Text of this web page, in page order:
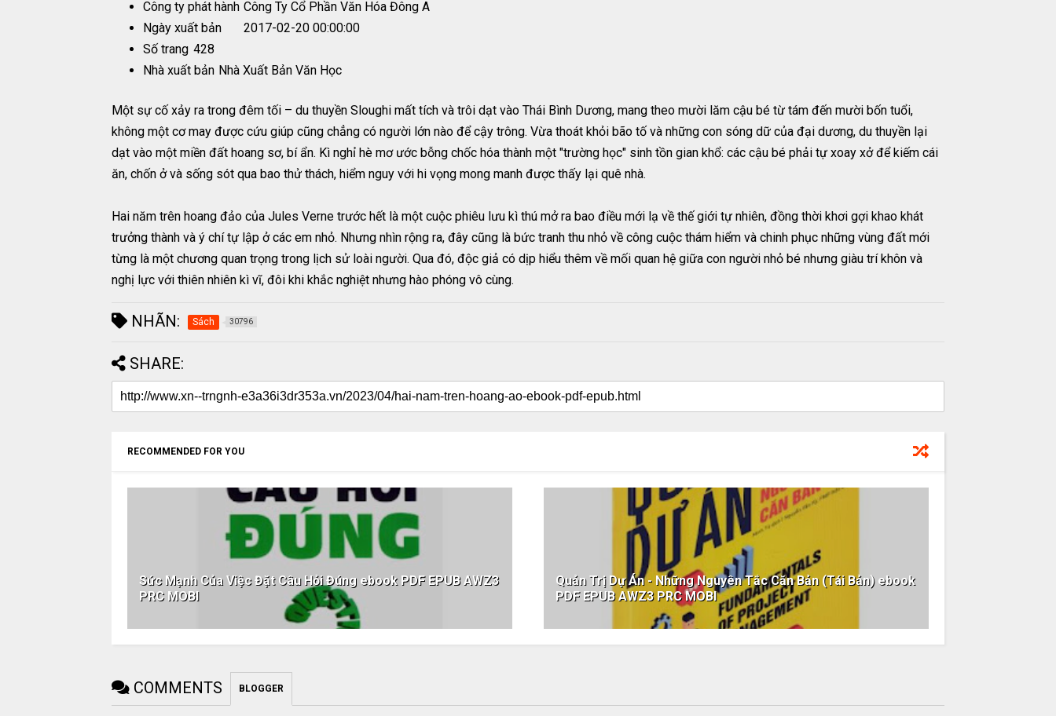
Công ty phát hành Công Ty Cổ Phần Văn Hóa Đông A
Ngày xuất bản
2017-02-20 00:00:00
Số trang 428
Nhà xuất bản Nhà Xuất Bản Văn Học
Một sự cố xảy ra trong đêm tối – du thuyền Sloughi mất tích và trôi dạt vào Thái Bình Dương, mang theo mười lăm cậu bé từ tám đến mười bốn tuổi,
không một cơ may được cứu giúp cũng chẳng có người lớn nào để cậy trông. Vừa thoát khỏi bão tố và những con sóng dữ của đại dương, du thuyền lại
dạt vào một miền đất hoang sơ, bí ẩn. Kì nghỉ hè mơ ước bỗng chốc hóa thành một "trường học" sinh tồn gian khổ: các cậu bé phải tự xoay xở để kiếm cái
ăn, chốn ở và sống sót qua bao thử thách, hiểm nguy với hi vọng mong manh được thấy lại quê nhà.
Hai năm trên hoang đảo của Jules Verne trước hết là một cuộc phiêu lưu kì thú mở ra bao điều mới lạ về thế giới tự nhiên, đồng thời khơi gợi khao khát
trưởng thành và ý chí tự lập ở các em nhỏ. Nhưng nhìn rộng ra, đây cũng là bức tranh thu nhỏ về công cuộc thám hiểm và chinh phục những vùng đất mới
từng là một chương quan trọng trong lịch sử loài người. Qua đó, độc giả có dịp hiểu thêm về mối quan hệ giữa con người nhỏ bé nhưng giàu trí khôn và
nghị lực với thiên nhiên kì vĩ, đôi khi khắc nghiệt nhưng hào phóng vô cùng.
NHÃN: Sách 30796
SHARE:
RECOMMENDED FOR YOU
Sức Mạnh Của Việc Đặt Câu Hỏi Đúng ebook PDF EPUB AWZ3
PRC MOBI
Quản Trị Dự Án - Những Nguyên Tắc Căn Bản (Tái Bản) ebook
PDF EPUB AWZ3 PRC MOBI
COMMENTS BLOGGER